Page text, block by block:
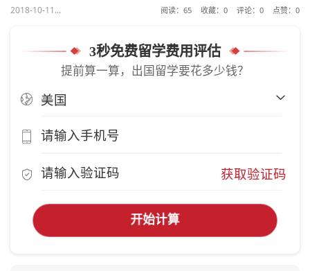
2018-10-11... 阅读： 65 收藏： 0 评论： 0 点赞： 0
3秒免费留学费用评估
提前算一算，出国留学要花多少钱？
获取验证码
开始计算